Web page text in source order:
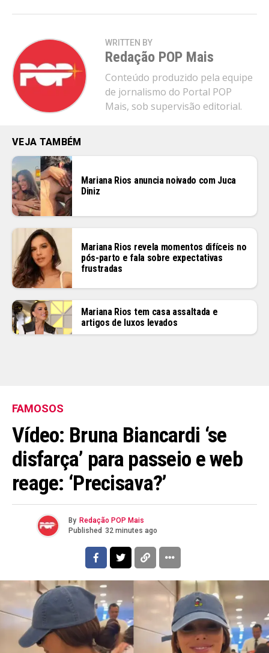
WRITTEN BY
Redação POP Mais
Conteúdo produzido pela equipe
de jornalismo do Portal POP
Mais, sob supervisão editorial.
VEJA TAMBÉM
Mariana Rios anuncia noivado com Juca
Diniz
Mariana Rios revela momentos difíceis no
pós-parto e fala sobre expectativas
frustradas
Mariana Rios tem casa assaltada e
artigos de luxos levados
FAMOSOS
Vídeo: Bruna Biancardi ‘se
disfarça’ para passeio e web
reage: ‘Precisava?’
By Redação POP Mais
Published 32 minutes ago
Pinterest
Whatsapp
Email